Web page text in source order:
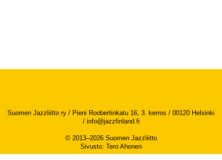
Suomen Jazzliitto ry / Pieni Roobertinkatu 16, 3. kerros / 00120 Helsinki
/ info@jazzfinland.fi
© 2013–2026 Suomen Jazzliitto
Sivusto: Tero Ahonen